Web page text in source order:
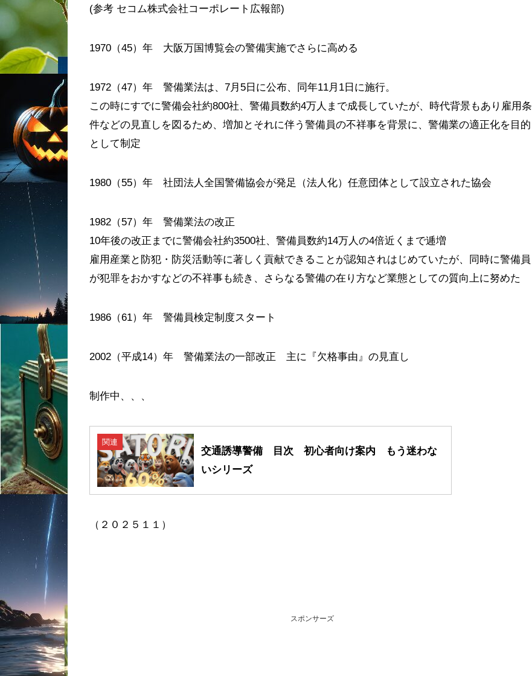
(参考 セコム株式会社コーポレート広報部)
1970（45）年 大阪万国博覧会の警備実施でさらに高める
1972（47）年 警備業法は、7月5日に公布、同年11月1日に施行。
この時にすでに警備会社約800社、警備員数約4万人まで成長していたが、時代背景もあり雇用条
件などの見直しを図るため、増加とそれに伴う警備員の不祥事を背景に、警備業の適正化を目的
として制定
1980（55）年 社団法人全国警備協会が発足（法人化）任意団体として設立された協会
1982（57）年 警備業法の改正
10年後の改正までに警備会社約3500社、警備員数約14万人の4倍近くまで逓増
雇用産業と防犯・防災活動等に著しく貢献できることが認知されはじめていたが、同時に警備員
が犯罪をおかすなどの不祥事も続き、さらなる警備の在り方など業態としての質向上に努めた
1986（61）年 警備員検定制度スタート
2002（平成14）年 警備業法の一部改正 主に『欠格事由』の見直し
制作中、、、
関連
交通誘導警備 目次 初心者向け案内 もう迷わな
いシリーズ
（２０２５１１）
スポンサーズ